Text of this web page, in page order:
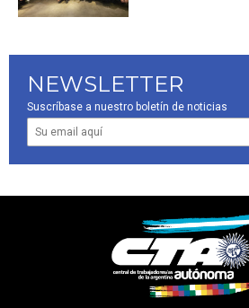
NEWSLETTER
Suscríbase a nuestro boletín de noticias